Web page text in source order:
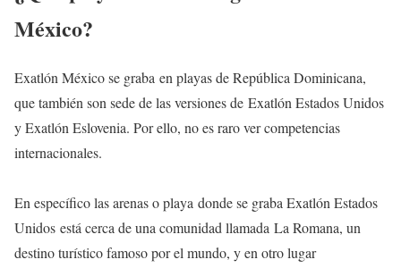
México?
Exatlón México se graba en playas de República Dominicana,
que también son sede de las versiones de Exatlón Estados Unidos
y Exatlón Eslovenia. Por ello, no es raro ver competencias
internacionales.
En específico las arenas o playa donde se graba Exatlón Estados
Unidos está cerca de una comunidad llamada La Romana, un
destino turístico famoso por el mundo, y en otro lugar